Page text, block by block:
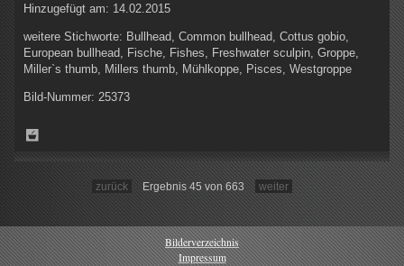
Hinzugefügt am: 14.02.2015
weitere Stichworte: Bullhead, Common bullhead, Cottus gobio,
European bullhead, Fische, Fishes, Freshwater sculpin, Groppe,
Miller`s thumb, Millers thumb, Mühlkoppe, Pisces, Westgroppe
Bild-Nummer: 25373
zurück Ergebnis 45 von 663 weiter
Bilderverzeichnis
Impressum